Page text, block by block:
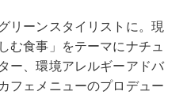
リーンスタイリストに。現
む食事」をテーマにナチュ
ー、環境アレルギーアドバ
フェメニューのプロデュー